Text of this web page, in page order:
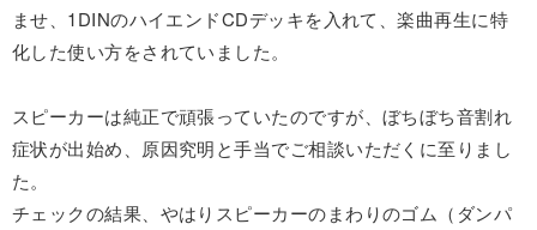
ませ、1DINのハイエンドCDデッキを入れて、楽曲再生に特
化した使い方をされていました。
スピーカーは純正で頑張っていたのですが、ぼちぼち音割れ
症状が出始め、原因究明と手当でご相談いただくに至りまし
た。
チェックの結果、やはりスピーカーのまわりのゴム（ダンパ